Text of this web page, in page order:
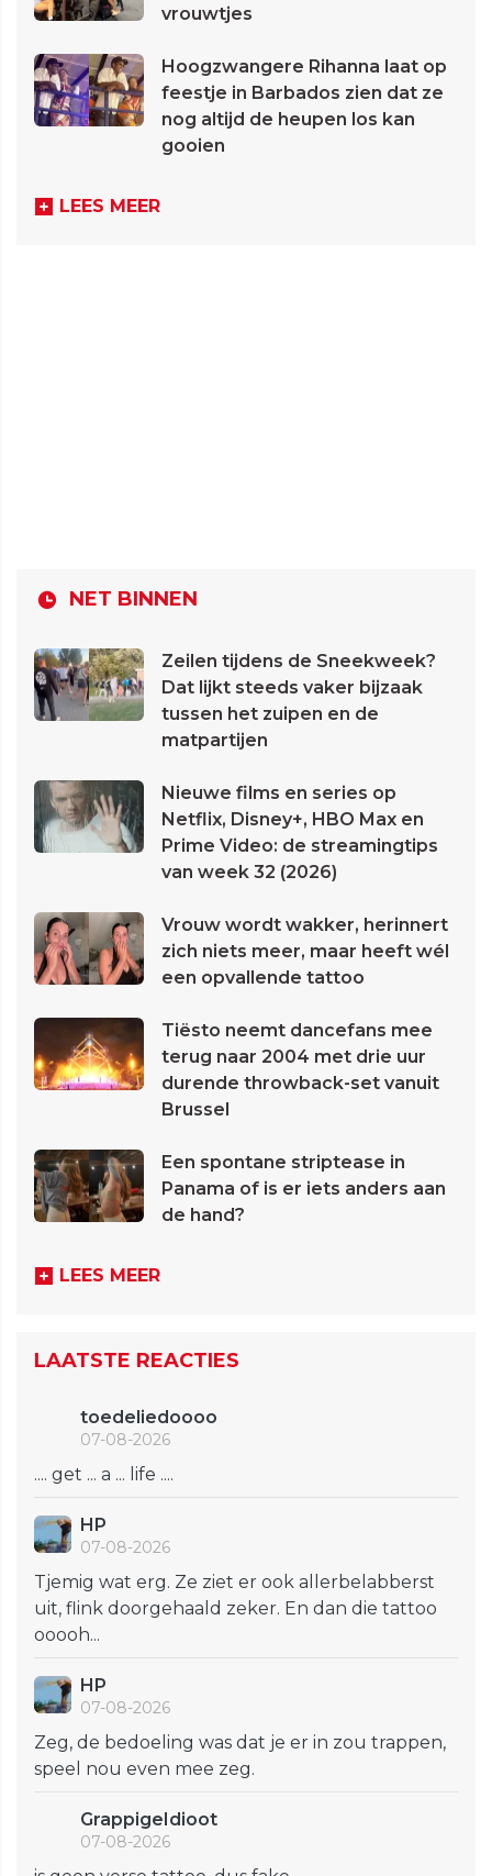
vrouwtjes
Hoogzwangere Rihanna laat op
feestje in Barbados zien dat ze
nog altijd de heupen los kan
gooien
LEES MEER
NET BINNEN
Zeilen tijdens de Sneekweek?
Dat lijkt steeds vaker bijzaak
tussen het zuipen en de
matpartijen
Nieuwe films en series op
Netflix, Disney+, HBO Max en
Prime Video: de streamingtips
van week 32 (2026)
Vrouw wordt wakker, herinnert
zich niets meer, maar heeft wél
een opvallende tattoo
Tiësto neemt dancefans mee
terug naar 2004 met drie uur
durende throwback-set vanuit
Brussel
Een spontane striptease in
Panama of is er iets anders aan
de hand?
LEES MEER
LAATSTE REACTIES
toedeliedoooo
07-08-2026
.... get ... a ... life ....
HP
07-08-2026
Tjemig wat erg. Ze ziet er ook allerbelabberst
uit, flink doorgehaald zeker. En dan die tattoo
ooooh...
HP
07-08-2026
Zeg, de bedoeling was dat je er in zou trappen,
speel nou even mee zeg.
GrappigeIdioot
07-08-2026